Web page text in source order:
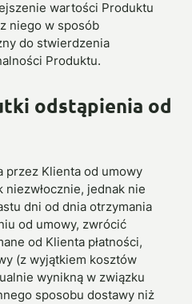
wartości Produktu
niego w sposób
do stwierdzenia
Produktu.
odstąpienia od
przez Klienta od umowy
niezwłocznie, jednak nie
dni od dnia otrzymania
od umowy, zwrócić
od Klienta płatności,
(z wyjątkiem kosztów
wynikną w związku
sposobu dostawy niż